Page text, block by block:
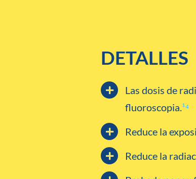
DETALLES
Las dosis de
fluoroscopia.¹⁴
Reduce la
Reduce la